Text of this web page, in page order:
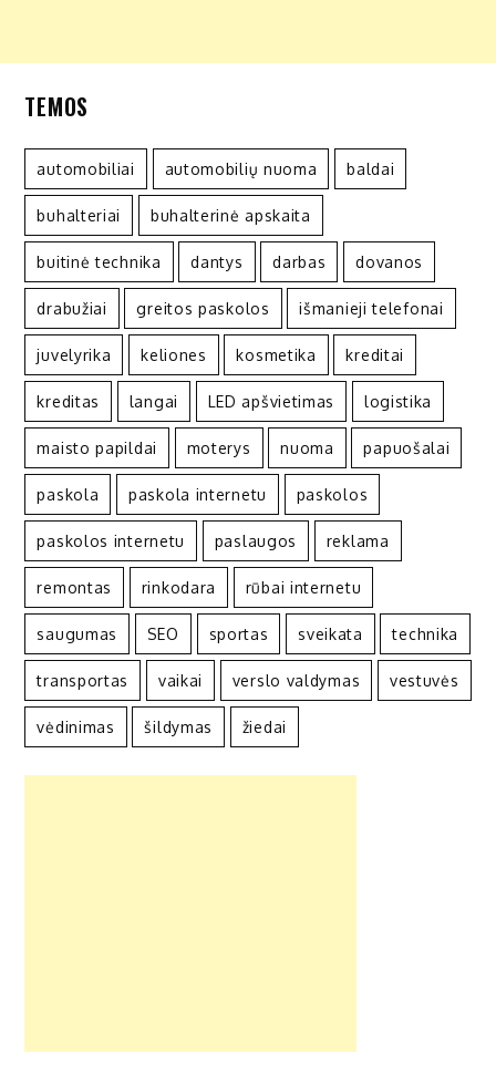
TEMOS
automobiliai automobilių nuoma baldai
buhalteriai buhalterinė apskaita
buitinė technika dantys darbas dovanos
drabužiai greitos paskolos išmanieji telefonai
juvelyrika keliones kosmetika kreditai
kreditas langai LED apšvietimas logistika
maisto papildai moterys nuoma papuošalai
paskola paskola internetu paskolos
paskolos internetu paslaugos reklama
remontas rinkodara rūbai internetu
saugumas SEO sportas sveikata technika
transportas vaikai verslo valdymas vestuvės
vėdinimas šildymas žiedai